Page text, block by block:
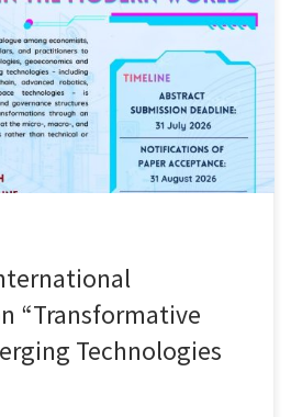
版本。
“Transformative
Technologies